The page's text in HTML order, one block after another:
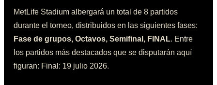
MetLife Stadium albergará un total de 8 partidos
durante el torneo, distribuidos en las siguientes fases:
Fase de grupos, Octavos, Semifinal, FINAL. Entre
los partidos más destacados que se disputarán aquí
figuran: Final: 19 julio 2026.